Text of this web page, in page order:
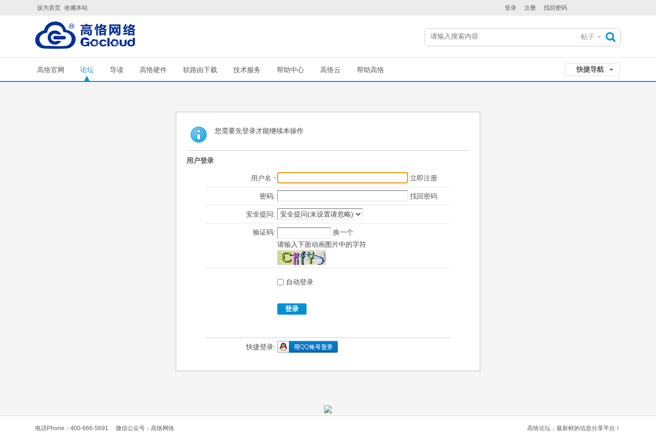
设为首页 收藏本站 登录 注册 找回密码
帖子
快捷导航
高恪官网 论坛 导读 高恪硬件 软路由下载 技术服务 帮助中心 高恪云 帮助高恪
您需要先登录才能继续本操作
用户登录
用户名 立即注册
密码: 找回密码
安全提问:
验证码:
换一个
请输入下面动画图片中的字符
自动登录
登录
快捷登录:
电话Phone：400-666-5691 微信公众号：高恪网络 高恪论坛，最新鲜的信息分享平台！